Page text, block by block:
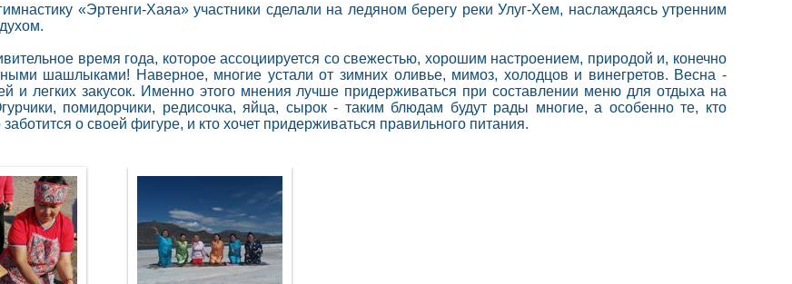
«Эртенги-Хаяа» участники сделали на ледяном берегу реки Улуг-Хем, наслаждаясь утренним
время года, которое ассоциируется со свежестью, хорошим настроением, природой и, конечно
шашлыками! Наверное, многие устали от зимних оливье, мимоз, холодцов и винегретов. Весна -
и легких закусок. Именно этого мнения лучше придерживаться при составлении меню для отдыха на
помидорчики, редисочка, яйца, сырок - таким блюдам будут рады многие, а особенно те, кто
заботится о своей фигуре, и кто хочет придерживаться правильного питания.